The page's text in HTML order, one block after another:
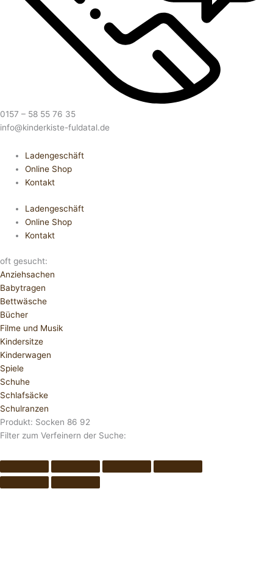
0157 – 58 55 76 35
info@kinderkiste-fuldatal.de
Ladengeschäft
Online Shop
Kontakt
Ladengeschäft
Online Shop
Kontakt
oft gesucht:
Anziehsachen
Babytragen
Bettwäsche
Bücher
Filme und Musik
Kindersitze
Kinderwagen
Spiele
Schuhe
Schlafsäcke
Schulranzen
Produkt: Socken 86 92
Filter zum Verfeinern der Suche: